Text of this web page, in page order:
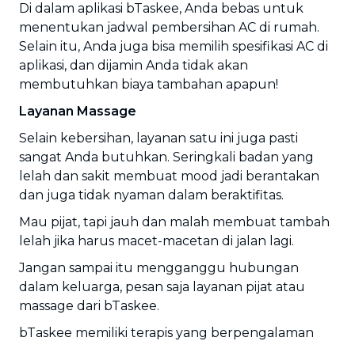
Di dalam aplikasi bTaskee, Anda bebas untuk
menentukan jadwal pembersihan AC di rumah.
Selain itu, Anda juga bisa memilih spesifikasi AC di
aplikasi, dan dijamin Anda tidak akan
membutuhkan biaya tambahan apapun!
Layanan Massage
Selain kebersihan, layanan satu ini juga pasti
sangat Anda butuhkan. Seringkali badan yang
lelah dan sakit membuat mood jadi berantakan
dan juga tidak nyaman dalam beraktifitas.
Mau pijat, tapi jauh dan malah membuat tambah
lelah jika harus macet-macetan di jalan lagi.
Jangan sampai itu mengganggu hubungan
dalam keluarga, pesan saja layanan pijat atau
massage dari bTaskee.
bTaskee memiliki terapis yang berpengalaman